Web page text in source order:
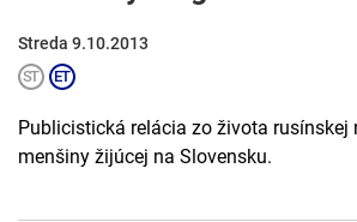
Streda 9.10.2013
Publicistická relácia zo života rusínskej
menšiny žijúcej na Slovensku.